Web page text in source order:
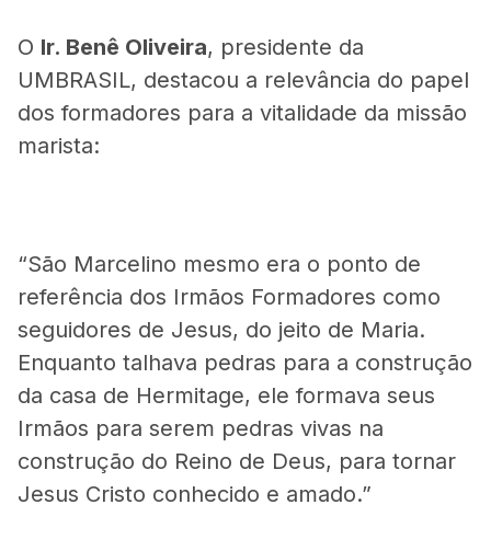
O Ir. Benê Oliveira, presidente da
UMBRASIL, destacou a relevância do papel
dos formadores para a vitalidade da missão
marista:
“São Marcelino mesmo era o ponto de
referência dos Irmãos Formadores como
seguidores de Jesus, do jeito de Maria.
Enquanto talhava pedras para a construção
da casa de Hermitage, ele formava seus
Irmãos para serem pedras vivas na
construção do Reino de Deus, para tornar
Jesus Cristo conhecido e amado.”